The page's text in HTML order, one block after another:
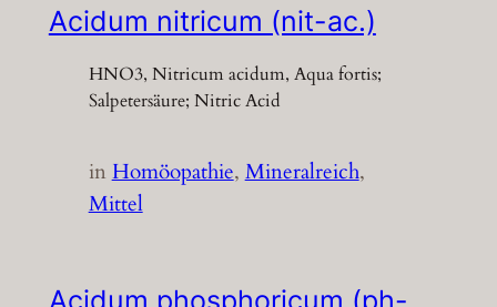
Acidum nitricum (nit-ac.)
HNO3, Nitricum acidum, Aqua fortis;
Salpetersäure; Nitric Acid
inHomöopathie, Mineralreich
Mittel
Acidum phosphoricum (ph-